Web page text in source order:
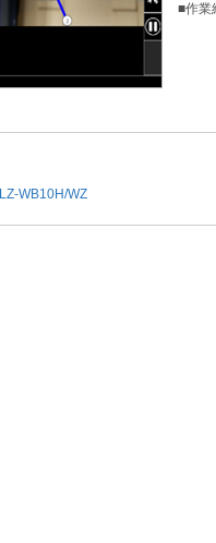
■作業
LZ-WB10H/WZ